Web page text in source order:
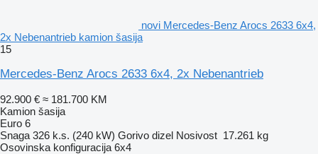
novi Mercedes-Benz Arocs 2633 6x4,
2x Nebenantrieb kamion šasija
15
Mercedes-Benz Arocs 2633 6x4, 2x Nebenantrieb
92.900 € ≈ 181.700 KM
Kamion šasija
Euro 6
Snaga 326 k.s. (240 kW) Gorivo dizel Nosivost 17.261 kg
Osovinska konfiguracija 6x4